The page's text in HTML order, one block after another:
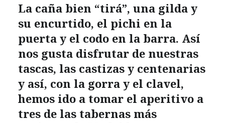
La caña bien “tirá”, una gilda y
su encurtido, el pichi en la
puerta y el codo en la barra. Así
nos gusta disfrutar de nuestras
tascas, las castizas y centenarias
y así, con la gorra y el clavel,
hemos ido a tomar el aperitivo a
tres de las tabernas más